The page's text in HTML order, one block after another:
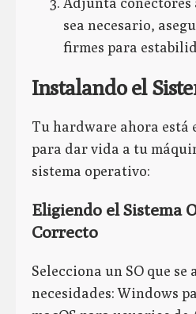
sea necesario,
firmes para
Instalando el
Tu hardware ahora está
para dar vida a tu
sistema operativo:
Eligiendo el Sistema
Correcto
Selecciona un SO que se
necesidades: Windows